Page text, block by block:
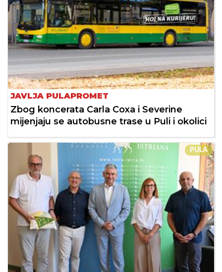
JAVLJA PULAPROMET
Zbog koncerata Carla Coxa i Severine
mijenjaju se autobusne trase u Puli i okolici
PULA